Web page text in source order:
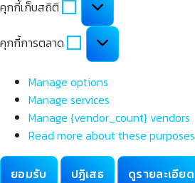
คุกกี้เก็บสถิติ
เก็บ
สถิติ
คุกกี้การตลาด
คุกกี้
การ
Manage options
Manage services
Manage {vendor_count} vendors
Read more about these purposes
ยอมรับ ปฏิเสธ ดูรายละเอียด